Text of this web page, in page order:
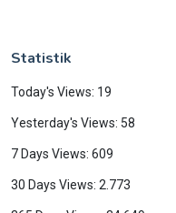
Statistik
Today's Views: 19
Yesterday's Views: 58
7 Days Views: 609
30 Days Views: 2.773